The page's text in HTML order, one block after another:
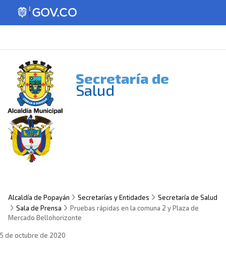
Secretaría de
Salud
Alcaldía de Popayán Secretarías y Entidades
Secretaría de Salud
Sala de Prensa
Pruebas rápidas en la comuna 2 y Plaza de
Mercado Bellohorizonte
5 de octubre de 2020